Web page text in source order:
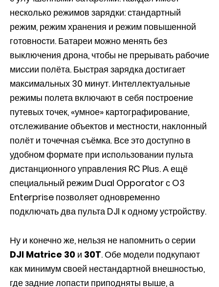
несколько режимов зарядки: стандартный
режим, режим хранения и режим повышенной
готовности. Батареи можно менять без
выключения дрона, чтобы не прерывать рабочие
миссии полёта. Быстрая зарядка достигает
максимальных 30 минут. Интеллектуальные
режимы полета включают в себя построение
путевых точек, «умное» картографирование,
отслеживание объектов и местности, наклонный
полёт и точечная съёмка. Все это доступно в
удобном формате при использовании пульта
дистанционного управления RC Plus. А ещё
специальный режим Dual Opporator с O3
Enterprise позволяет одновременно
подключать два пульта DJI к одному устройству.
Ну и конечно же, нельзя не напомнить о серии
DJI Matrice 30 и 30T. Обе модели подкупают
как минимум своей нестандартной внешностью,
где задние лопасти приподняты выше, а